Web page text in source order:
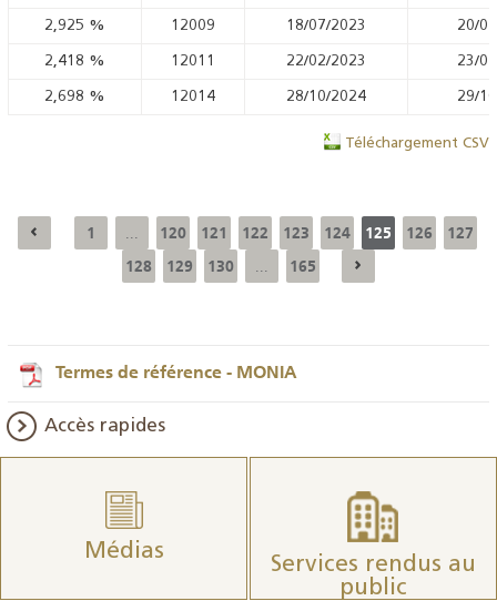
2,925 % 12009 18/07/2023 20/
2,418 % 12011 22/02/2023 23/
2,698 % 12014 28/10/2024 29/
Téléchargement CSV
1 120 121 122 123 124 125 126
127
128
129 130 165
Termes de référence - MONIA
Accès rapides
Médias
Services rendus au
public